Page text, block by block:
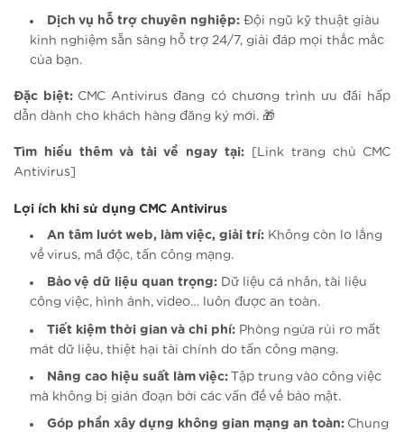
Dịch vụ hỗ trợ chuyên nghiệp: Đội ngũ kỹ thuật giàu
kinh nghiệm sẵn sàng hỗ trợ 24/7, giải đáp mọi thắc mắc
của bạn.
Đặc biệt: CMC Antivirus đang có chương trình ưu đãi hấp
dẫn dành cho khách hàng đăng ký mới. 🎁
Tìm hiểu thêm và tải về ngay tại: [Link trang chủ CMC
Antivirus]
Lợi ích khi sử dụng CMC Antivirus
An tâm lướt web, làm việc, giải trí: Không còn lo lắng
về virus, mã độc, tấn công mạng.
Bảo vệ dữ liệu quan trọng: Dữ liệu cá nhân, tài liệu
công việc, hình ảnh, video… luôn được an toàn.
Tiết kiệm thời gian và chi phí: Phòng ngừa rủi ro mất
mát dữ liệu, thiệt hại tài chính do tấn công mạng.
Nâng cao hiệu suất làm việc: Tập trung vào công việc
mà không bị gián đoạn bởi các vấn đề về bảo mật.
Góp phần xây dựng không gian mạng an toàn: Chung